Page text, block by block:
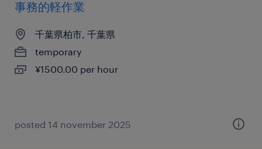
事務的軽作業
千葉県柏市, 千葉県
temporary
¥1500.00 per hour
posted 14 november 2025